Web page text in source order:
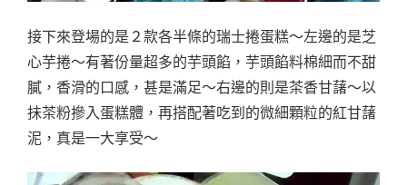
接下來登場的是２款各半條的瑞士捲蛋糕～左邊的是芝
心芋捲～有著份量超多的芋頭餡，芋頭餡料棉細而不甜
膩，香滑的口感，甚是滿足～右邊的則是茶香甘藷～以
抺茶粉摻入蛋糕體，再搭配著吃到的微細顆粒的紅甘藷
泥，真是一大享受～